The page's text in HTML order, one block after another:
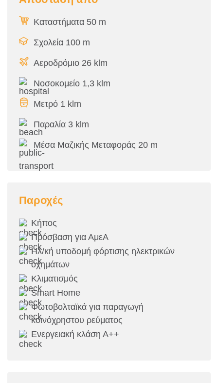
Καταστήματα 50 m
Σχολεία 100 m
Αεροδρόμιο 26 klm
Νοσοκομείο 1,3 klm
Μετρό 1 klm
Παραλία 3 klm
Μέσα Μαζικής Μεταφοράς 20 m
Παροχές
Κήπος
Πρόσβαση για ΑμεΑ
Ηλ/κή υποδομή φόρτισης ηλεκτρικών
οχημάτων
Κλιματισμός
Smart Home
Φωτοβολταϊκά για παραγωγή
κοινόχρηστου ρεύματος
Ενεργειακή κλάση Α++